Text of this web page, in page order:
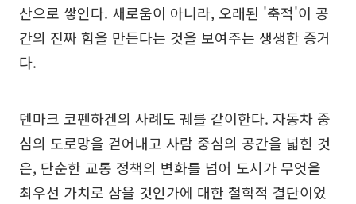
산으로 쌓인다. 새로움이 아니라, 오래된 '축적'이 공
간의 진짜 힘을 만든다는 것을 보여주는 생생한 증거
다.
덴마크 코펜하겐의 사례도 궤를 같이한다. 자동차 중
심의 도로망을 걷어내고 사람 중심의 공간을 넓힌 것
은, 단순한 교통 정책의 변화를 넘어 도시가 무엇을
최우선 가치로 삼을 것인가에 대한 철학적 결단이었